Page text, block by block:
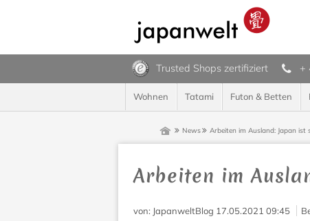
Trusted Shops zertifiziert +
Wohnen Tatami Futon & Betten
News Arbeiten im Ausland: Japan ist
Arbeiten im
von: JapanweltBlog 17.05.2021 09:45